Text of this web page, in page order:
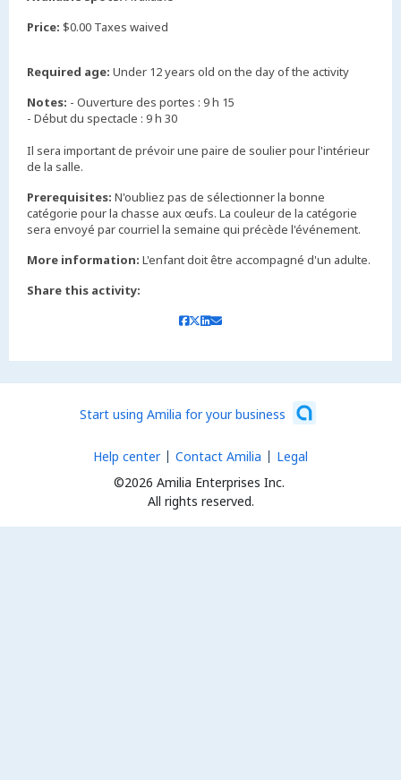
Price: $0.00 Taxes waived
Required age: Under 12 years old on the day of the activity
Notes: - Ouverture des portes : 9 h 15
- Début du spectacle : 9 h 30
Il sera important de prévoir une paire de soulier pour l'intérieur
de la salle.
Prerequisites: N'oubliez pas de sélectionner la bonne
catégorie pour la chasse aux œufs. La couleur de la catégorie
sera envoyé par courriel la semaine qui précède l'événement.
More information: L'enfant doit être accompagné d'un adulte.
Share this activity:
Start using Amilia for your business
©2026 Amilia Enterprises Inc.
All rights reserved.
Help center Contact Amilia Legal